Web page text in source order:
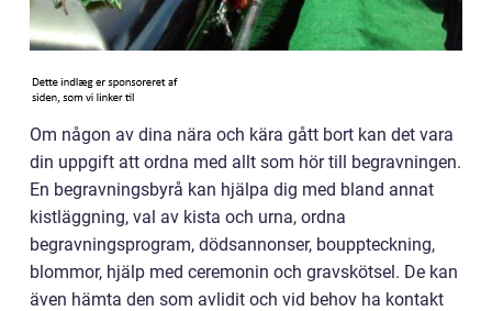
Om någon av dina nära och kära gått bort kan det vara
din uppgift att ordna med allt som hör till begravningen.
En begravningsbyrå kan hjälpa dig med bland annat
kistläggning, val av kista och urna, ordna
begravningsprogram, dödsannonser, bouppteckning,
blommor, hjälp med ceremonin och gravskötsel. De kan
även hämta den som avlidit och vid behov ha kontakt